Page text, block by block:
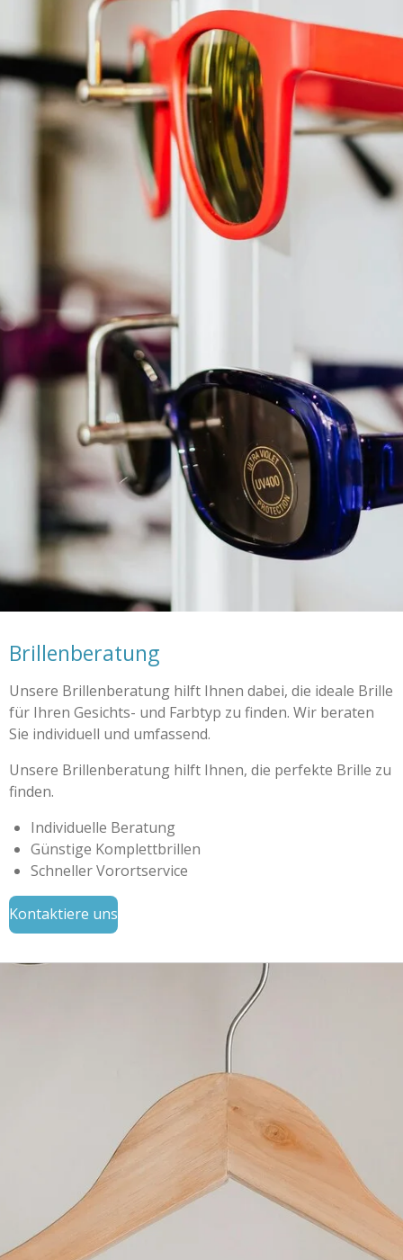
Brillenberatung
Unsere Brillenberatung hilft Ihnen dabei, die ideale Brille
für Ihren Gesichts- und Farbtyp zu finden. Wir beraten
Sie individuell und umfassend.
Unsere Brillenberatung hilft Ihnen, die perfekte Brille zu
finden.
Individuelle Beratung
Günstige Komplettbrillen
Schneller Vorortservice
Kontaktiere uns